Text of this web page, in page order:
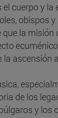
cuerpo y la
obispos
la
la ascensión
de los
y los